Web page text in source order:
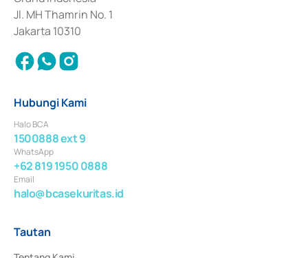
Jl. MH Thamrin No. 1
Jakarta 10310
Hubungi Kami
Halo BCA
1500888 ext 9
WhatsApp
+62 819 1950 0888
Email
halo@bcasekuritas.id
Tautan